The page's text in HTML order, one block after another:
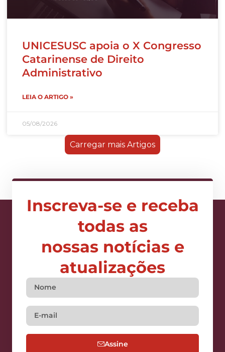
UNICESUSC apoia o X Congresso
Catarinense de Direito
Administrativo
LEIA O ARTIGO »
05/08/2026
Carregar mais Artigos
Inscreva-se e receba
todas as
nossas notícias e
atualizações
Assine